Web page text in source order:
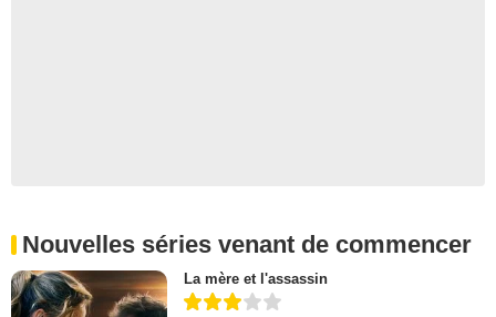
Nouvelles séries venant de commencer
La mère et l'assassin